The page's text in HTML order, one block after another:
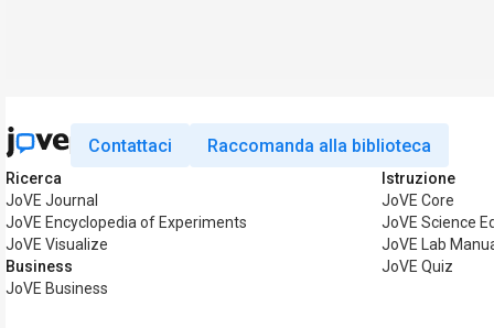
Contattaci Raccomanda alla biblioteca
Ricerca
JoVE Journal
JoVE Encyclopedia of Experiments
JoVE Visualize
Business
JoVE Business
Istruzione
JoVE Core
JoVE Science
JoVE Lab
JoVE Quiz